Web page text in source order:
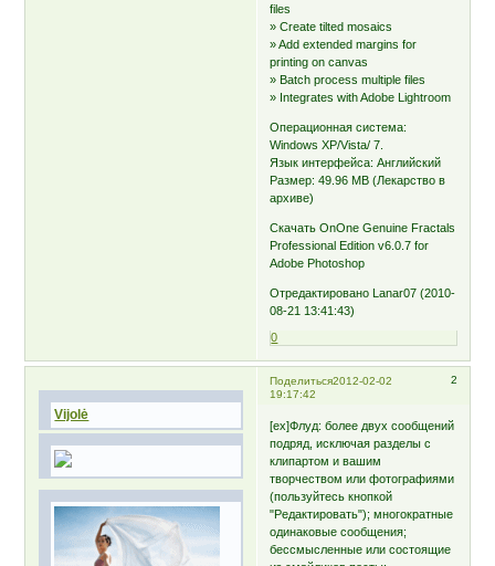
files
» Create tilted mosaics
» Add extended margins for
printing on canvas
» Batch process multiple files
» Integrates with Adobe Lightroom
Операционная система:
Windows XP/Vista/ 7.
Язык интерфейса: Английский
Размер: 49.96 MB (Лекарство в
архиве)
Скачать OnOne Genuine Fractals
Professional Edition v6.0.7 for
Adobe Photoshop
Отредактировано Lanar07 (2010-
08-21 13:41:43)
0
Поделиться 2
2012-02-02
19:17:42
Vijolė
[ex]Флуд: более двух сообщений
подряд, исключая разделы с
клипартом и вашим
творчеством или фотографиями
(пользуйтесь кнопкой
"Редактировать"); многократные
одинаковые сообщения;
бессмысленные или состоящие